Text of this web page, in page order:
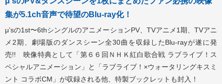
集が5.1ch音声で待望のBlu-ray化！
μ’sの1st〜6thシングルのアニメーションPV、TVアニメ1期、TVアニ
メ2期、劇場版のダンスシーン全30曲を収録したBlu-rayが遂に発
売!! 映像特典として「第６６回ＮＨＫ紅白歌合戦 ラブライブ！ス
ペシャルアニメーション」と「ラブライブ！×ウォータリングキスミ
ント コラボCM」が収録される他、特製ブックレットも封入！